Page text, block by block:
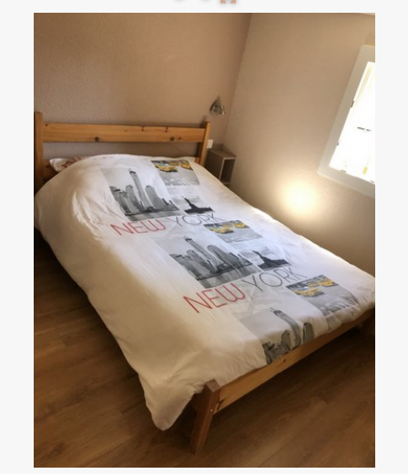
Location▼
Galerie photos
Accès